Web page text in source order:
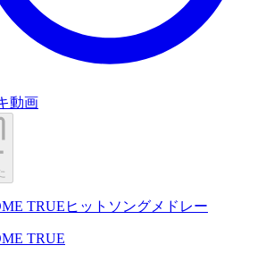
動画
TRUEヒットソングメドレー
TRUE